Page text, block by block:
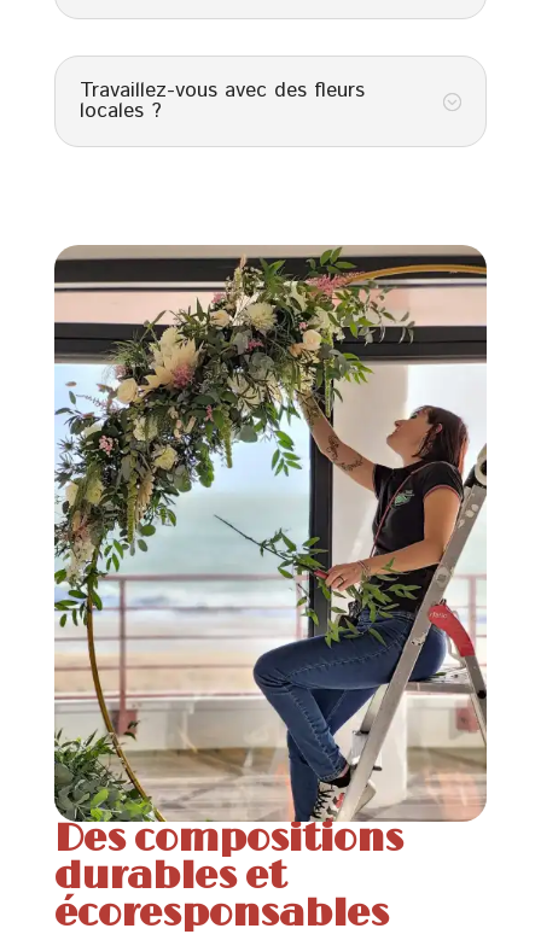
Des compositions
durables et
écoresponsables
;
Travaillez-vous avec des fleurs
locales ?